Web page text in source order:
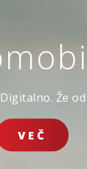
Že
VEČ
boste
ONLINE
V